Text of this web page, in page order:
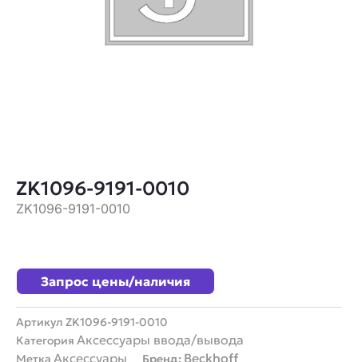
ZK1096-9191-0010
ZK1096-9191-0010
Запрос цены/наличия
Артикул ZK1096-9191-0010
Категория Аксессуары ввода/вывода
Метка Аксессуары Бренд: Beckhoff